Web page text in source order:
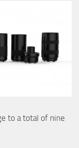
to a total of nine